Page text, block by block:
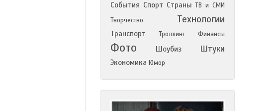
События Спорт Страны ТВ и СМИ
Творчество
Технологии
Транспорт Троллинг Финансы
Фото Шоубиз Штуки
Экономика Юмор